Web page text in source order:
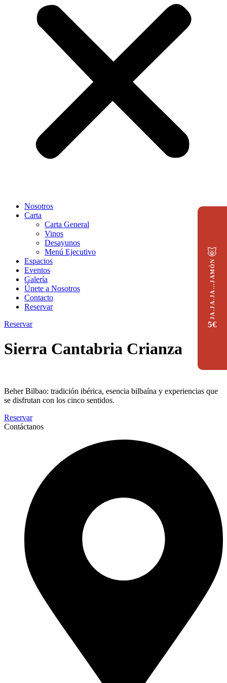
🐷
JA.JA.JA…JAMÓN
5€
Nosotros
Carta
Carta General
Vinos
Desayunos
Menú Ejecutivo
Espacios
Eventos
Galería
Únete a Nosotros
Contacto
Reservar
Reservar
Sierra Cantabria Crianza
Beher Bilbao: tradición ibérica, esencia bilbaína y experiencias que
se disfrutan con los cinco sentidos.
Reservar
Contáctanos